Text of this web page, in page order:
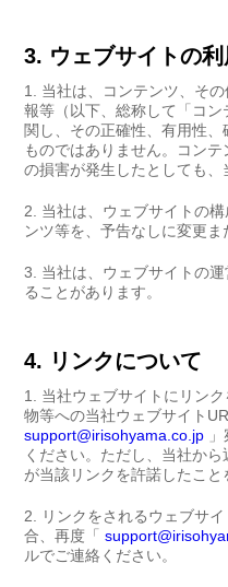
3. ウェブサイトの
当社は、コンテンツ、そ
報等（以下、総称して「コ
関し、その正確性、有用性
ものではありません。コン
の損害が発生したとしても、
当社は、ウェブサイトの
ンツ等を、予告なしに変更ま
当社は、ウェブサイトの
ることがあります。
4. リンクについて
当社ウェブサイトにリン
物等への当社ウェブサイト
support@irisohyama.co.jp
ください。ただし、当社か
が当該リンクを許諾したこと
リンクをされるウェブサ
合、再度「
ルでご連絡ください。